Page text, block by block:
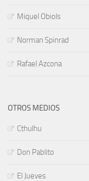
Miquel Obiols
Norman Spinrad
Rafael Azcona
OTROS MEDIOS
Cthulhu
Don Pablito
El Jueves